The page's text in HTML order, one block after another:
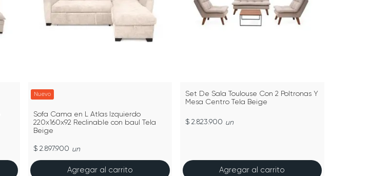
Nuevo
Sofa Cama en L Atlas Izquierdo
220x160x92 Reclinable con baul Tela
Beige
$ 2.897.900 un
Agregar al carrito
Set De Sala Toulouse Con 2 Poltronas Y
Mesa Centro Tela Beige
$ 2.823.900 un
Agregar al carrito